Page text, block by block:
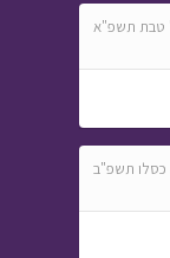
בפוני
טבת תשפ"א
כסלו תשפ"ב